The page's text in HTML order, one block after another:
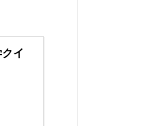
イ